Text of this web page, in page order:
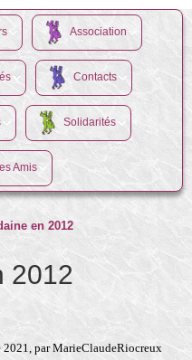
Association
Contacts
Solidarités
Amis
en 2012
2012
2021, par MarieClaudeRiocreux